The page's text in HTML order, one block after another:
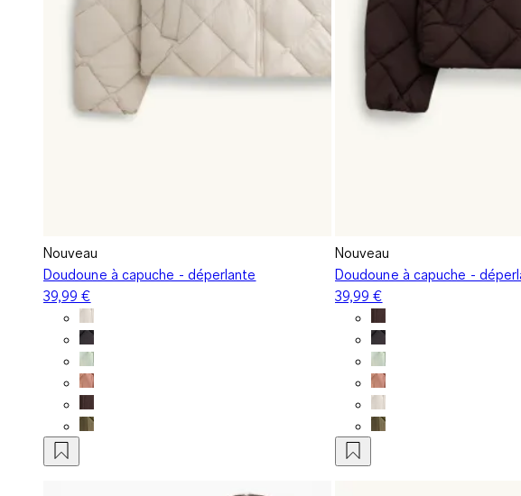
Nouveau
Doudoune à capuche - déperlante
39,99 €
Nouveau
Doudoune à capuche -
39,99 €